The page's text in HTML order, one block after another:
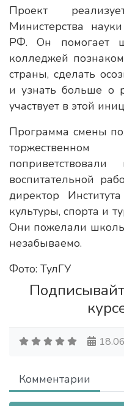
Проект
Министерства
РФ. Он помогает
колледжей
страны, сделать
и узнать больше о
участвует в этой
Программа смены
воспитательной
директор
культуры, спорта и
Они пожелали
незабываемо.
Фото: ТулГУ
Комментарии